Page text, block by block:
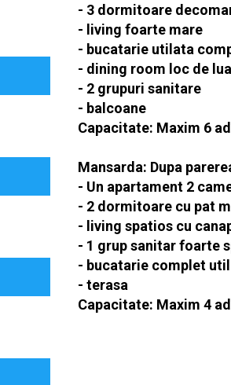
- 3 dormitoare
- living foarte mare
- bucatarie utilata
- dining room loc de
- 2 grupuri sanitare
- balcoane
Capacitate: Maxim 6
Mansarda: Dupa
- Un apartament 2
- 2 dormitoare cu pat
- living spatios cu
- 1 grup sanitar foarte
- bucatarie complet
- terasa
Capacitate: Maxim 4